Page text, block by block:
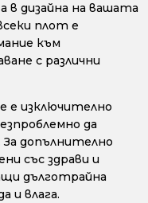
в дизайна на вашата
плот е
към
с различни
изключително
да
допълнително
със здрави и
дълготрайна
и влага.